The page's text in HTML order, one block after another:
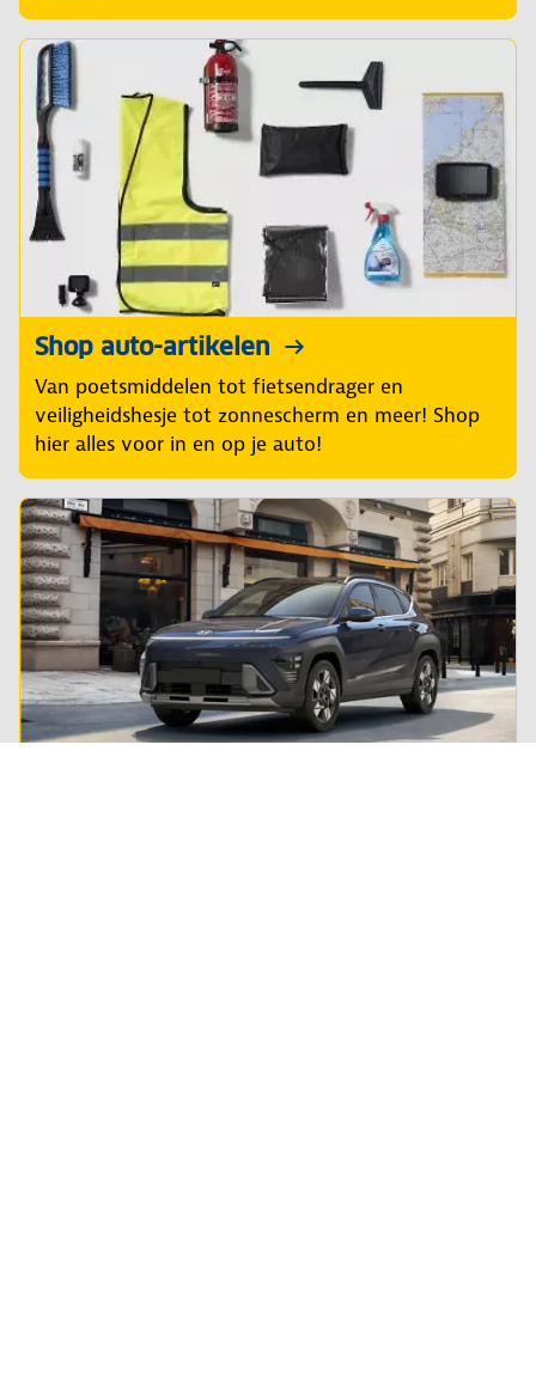
Shop auto-artikelen
Van poetsmiddelen tot fietsendrager en
veiligheidshesje tot zonnescherm en meer! Shop
hier alles voor in en op je auto!